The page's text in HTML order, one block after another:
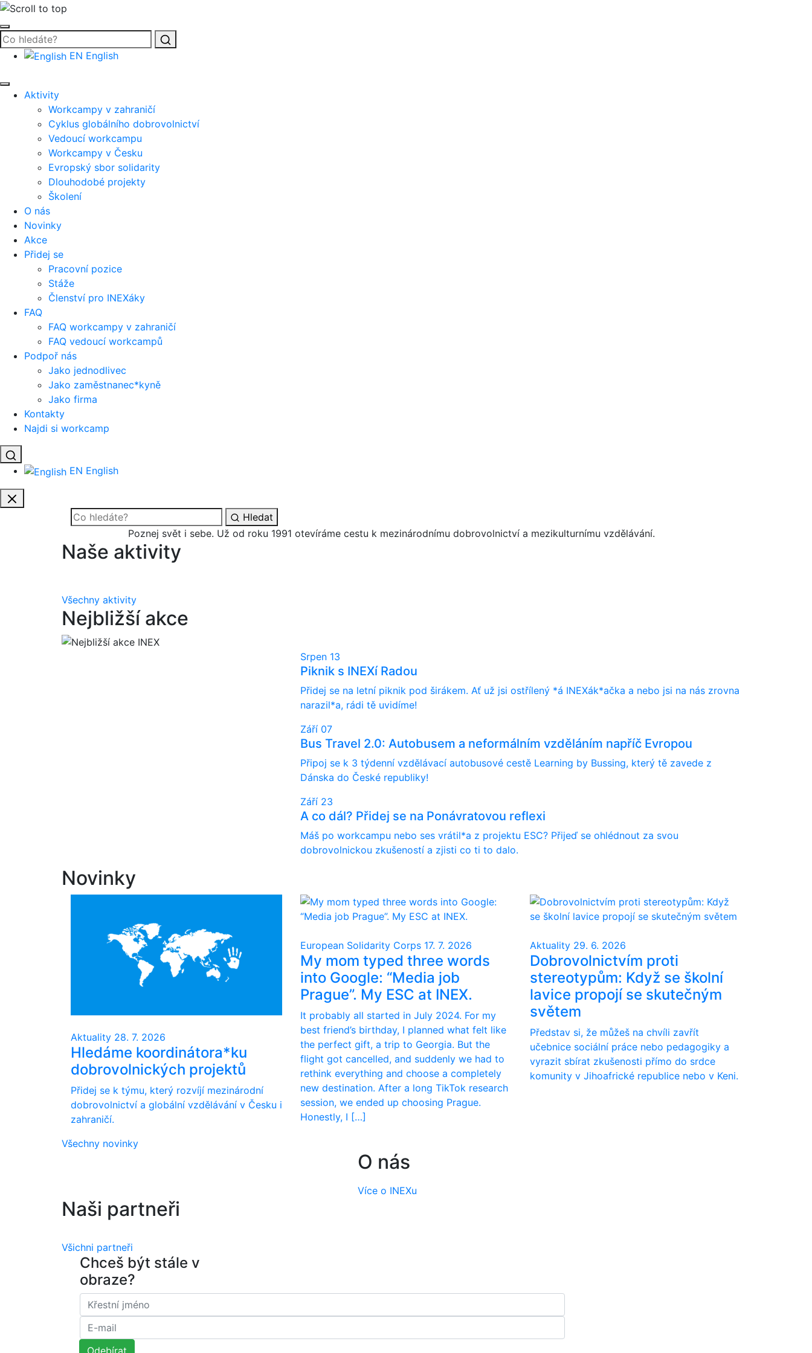
Vyhledat
EN English
Aktivity
Workcampy v zahraničí
Cyklus globálního dobrovolnictví
Vedoucí workcampu
Workcampy v Česku
Evropský sbor solidarity
Dlouhodobé projekty
Školení
O nás
Novinky
Akce
Přidej se
Pracovní pozice
Stáže
Členství pro INEXáky
FAQ
FAQ workcampy v zahraničí
FAQ vedoucí workcampů
Podpoř nás
Jako jednodlivec
Jako zaměstnanec*kyně
Jako firma
Kontakty
Najdi si workcamp
EN English
Hledat
Poznej svět i sebe. Už od roku 1991 otevíráme cestu k mezinárodnímu dobrovolnictví a mezikulturnímu vzdělávání.
Naše aktivity
Všechny aktivity
Nejbližší akce
Srpen 13
Piknik s INEXí Radou
Přidej se na letní piknik pod širákem. Ať už jsi ostřílený *á INEXák*ačka a nebo jsi na nás zrovna
narazil*a, rádi tě uvidíme!
Září 07
Bus Travel 2.0: Autobusem a neformálním vzděláním napříč Evropou
Připoj se k 3 týdenní vzdělávací autobusové cestě Learning by Bussing, který tě zavede z
Dánska do České republiky!
Září 23
A co dál? Přidej se na Ponávratovou reflexi
Máš po workcampu nebo ses vrátil*a z projektu ESC? Přijeď se ohlédnout za svou
dobrovolnickou zkušeností a zjisti co ti to dalo.
Novinky
Aktuality 28. 7. 2026
Hledáme koordinátora*ku
dobrovolnických projektů
Přidej se k týmu, který rozvíjí mezinárodní
dobrovolnictví a globální vzdělávání v Česku i
zahraničí.
European Solidarity Corps 17. 7. 2026
My mom typed three words
into Google: “Media job
Prague”. My ESC at INEX.
It probably all started in July 2024. For my
best friend’s birthday, I planned what felt like
the perfect gift, a trip to Georgia. But the
flight got cancelled, and suddenly we had to
rethink everything and choose a completely
new destination. After a long TikTok research
session, we ended up choosing Prague.
Honestly, I […]
Aktuality 29. 6. 2026
Dobrovolnictvím proti
stereotypům: Když se školní
lavice propojí se skutečným
světem
Představ si, že můžeš na chvíli zavřít
učebnice sociální práce nebo pedagogiky a
vyrazit sbírat zkušenosti přímo do srdce
komunity v Jihoafrické republice nebo v Keni.
Všechny novinky
O nás
Více o INEXu
Naši partneři
Všichni partneři
Chceš být stále v
obraze?